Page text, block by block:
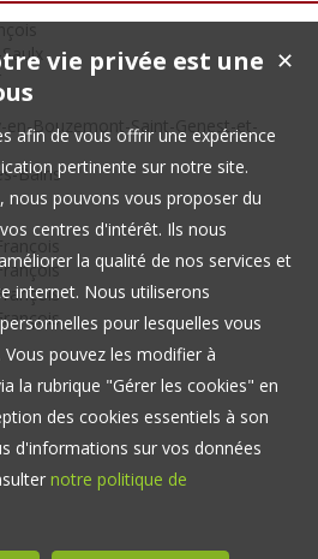
Bouzemont-Saint-Genest-et-
Bains
✕
vie privée est une
afin de vous offrir une expérience
pertinente sur notre site.
nous pouvons vous proposer du
centres d'intérêt. Ils nous
la qualité de nos services et
internet. Nous utiliserons
pour lesquelles vous
pouvez les modifier à
la rubrique "Gérer les cookies" en
des cookies essentiels à son
d'informations sur vos données
notre politique de